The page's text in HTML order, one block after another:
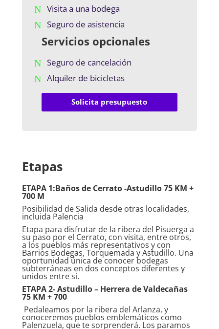
Visita a una bodega
Seguro de asistencia
Servicios opcionales
Seguro de cancelación
Alquiler de bicicletas
Solicita presupuesto
Etapas
ETAPA 1:Baños de Cerrato -Astudillo 75 KM +
700 M
Posibilidad de Salida desde otras localidades,
incluida Palencia
Etapa para disfrutar de la ribera del Pisuerga a
su paso por el Cerrato, con visita, entre otros,
a los pueblos más representativos y con
Barrios Bodegas, Torquemada y Astudillo. Una
oportunidad única de conocer bodegas
subterráneas en dos conceptos diferentes y
unidos entre si.
ETAPA 2- Astudillo – Herrera de Valdecañas
75 KM + 700
Pedaleamos por la ribera del Arlanza, y
conoceremos pueblos emblemáticos como
Palenzuela, que te sorprenderá. Los paramos